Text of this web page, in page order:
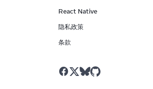
React Native
隐私政策
条款